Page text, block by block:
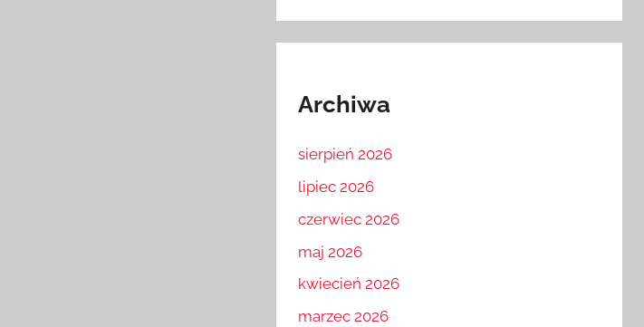
Archiwa
sierpień 2026
lipiec 2026
czerwiec 2026
maj 2026
kwiecień 2026
marzec 2026